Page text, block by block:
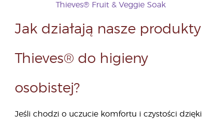
Thieves® Fruit & Veggie Soak
Jak działają nasze produkty
Thieves® do higieny
osobistej?
Jeśli chodzi o uczucie komfortu i czystości dzięki